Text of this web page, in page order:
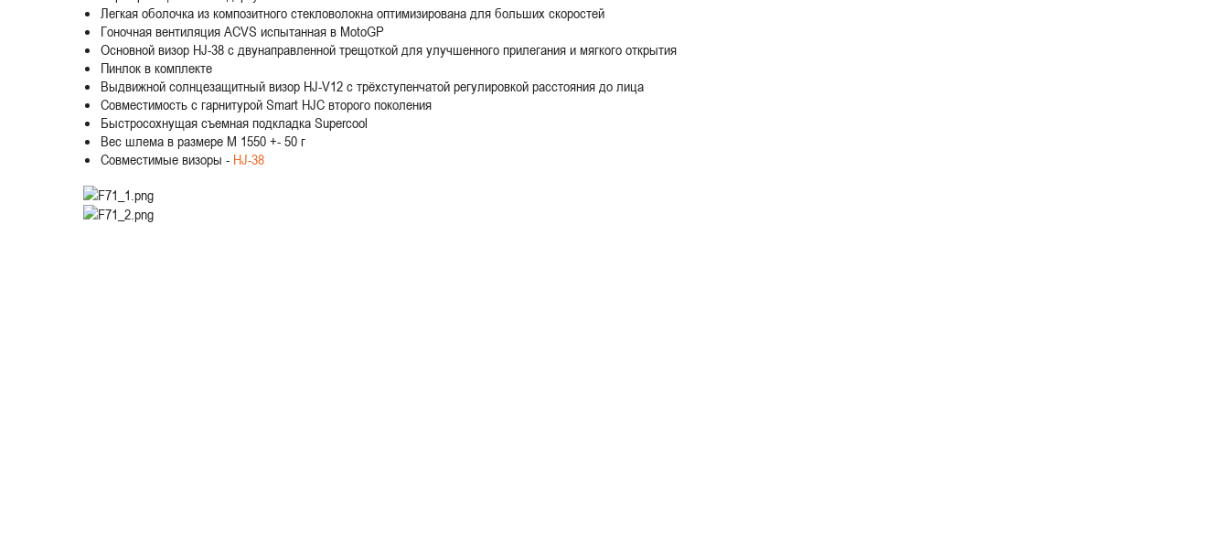
Легкая оболочка из композитного стекловолокна оптимизирована для больших скоростей
Гоночная вентиляция ACVS испытанная в MotoGP
Основной визор HJ-38 с двунаправленной трещоткой для улучшенного прилегания и мягкого открытия
Пинлок в комплекте
Выдвижной солнцезащитный визор HJ-V12 с трёхступенчатой регулировкой расстояния до лица
Совместимость с гарнитурой Smart HJC второго поколения
Быстросохнущая съемная подкладка Supercool
Вес шлема в размере M 1550 +- 50 г
Совместимые визоры - HJ-38